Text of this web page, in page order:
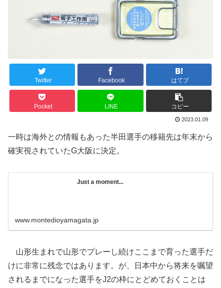
Twitter Facebook はてブ
Pocket LINE コピー
2023.01.09
一時は海外との情報もあった半田選手の移籍先は年末から
確実視されていたG大阪に決定。
Just a moment...
www.montedioyamagata.jp
山形生まれで山形でプレーし続けここまで育った選手だ
けに非常に残念ではあります。が、日本中から将来を嘱望
されるまでになった選手をJ2の枠にとどめておくことは